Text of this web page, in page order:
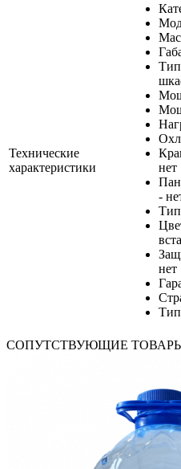
Технические
характеристики
нет
-
нет
Тип
СОПУТСТВУЮЩИЕ